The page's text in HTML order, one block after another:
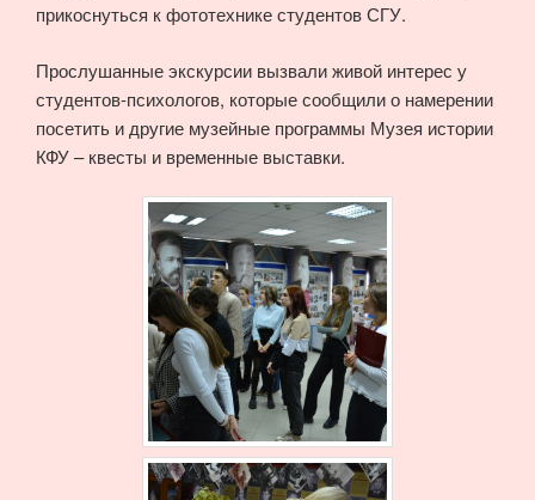
прикоснуться к фототехнике студентов СГУ.
Прослушанные экскурсии вызвали живой интерес у
студентов-психологов, которые сообщили о намерении
посетить и другие музейные программы Музея истории
КФУ – квесты и временные выставки.